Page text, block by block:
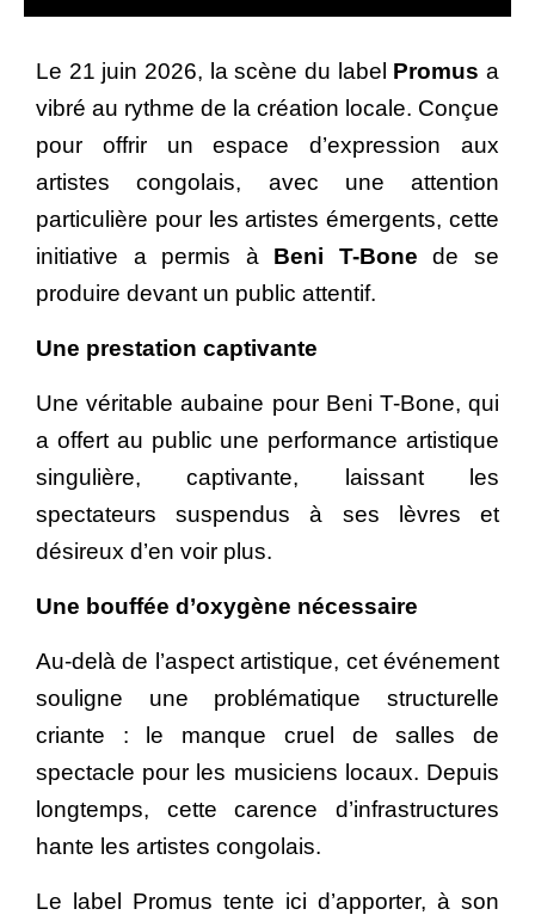
Le 21 juin 2026, la scène du label Promus a
vibré au rythme de la création locale. Conçue
pour offrir un espace d’expression aux
artistes congolais, avec une attention
particulière pour les artistes émergents, cette
initiative a permis à Beni T-Bone de se
produire devant un public attentif.
Une prestation captivante
Une véritable aubaine pour Beni T-Bone, qui
a offert au public une performance artistique
singulière, captivante, laissant les
spectateurs suspendus à ses lèvres et
désireux d’en voir plus.
Une bouffée d’oxygène nécessaire
Au-delà de l’aspect artistique, cet événement
souligne une problématique structurelle
criante : le manque cruel de salles de
spectacle pour les musiciens locaux. Depuis
longtemps, cette carence d’infrastructures
hante les artistes congolais.
Le label Promus tente ici d’apporter, à son